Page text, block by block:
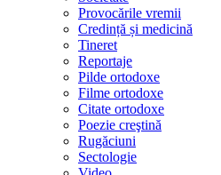
Provocările vremii
Credință și medicină
Tineret
Reportaje
Pilde ortodoxe
Filme ortodoxe
Citate ortodoxe
Poezie creştină
Rugăciuni
Sectologie